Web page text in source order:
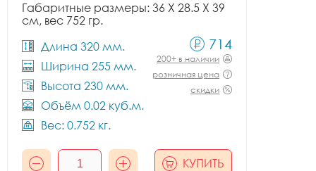
Габаритные размеры: 36 X 28.5 X 39
см, вес 752 гр.
Длина 320 мм.
Ширина 255 мм.
Высота 230 мм.
Объём 0.02 куб.м.
Вес: 0.752 кг.
714
200+ в наличии
розничная цена
скидки
КУПИТЬ